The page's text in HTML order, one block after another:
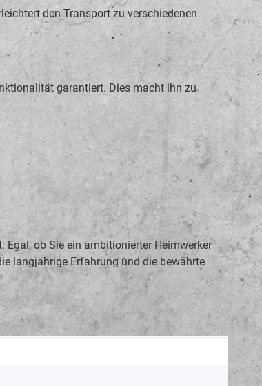
den Transport zu verschiedenen
garantiert. Dies macht ihn zu
ob Sie ein ambitionierter Heimwerker
langjährige Erfahrung und die bewährte